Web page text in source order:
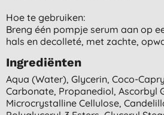
Hoe te gebruiken:
Breng één pompje serum aan op
hals en decolleté, met zachte,
Ingrediënten
Aqua (water), Glycerin, Coco-
Carbonate, Propanediol, Ascorbyl
Microcrystalline Cellulose,